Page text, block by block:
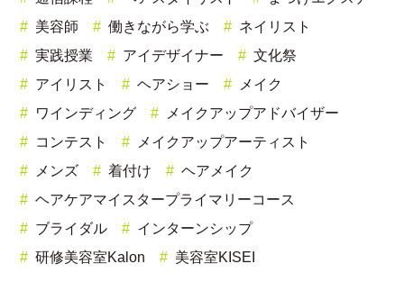
美容師
働きながら学ぶ
ネイリスト
実践授業
アイデザイナー
文化祭
アイリスト
ヘアショー
メイク
ワインディング
メイクアップアドバイザー
コンテスト
メイクアップアーティスト
メンズ
着付け
ヘアメイク
ヘアケアマイスタープライマリーコース
ブライダル
インターンシップ
研修美容室Kalon
美容室KISEI